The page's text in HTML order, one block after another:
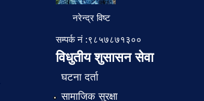
नरेन्द्र विष्ट
सम्पर्क नं :९८५७८७१३००
विधुतीय शुसासन सेवा
घटना दर्ता
सामाजिक सुरक्षा